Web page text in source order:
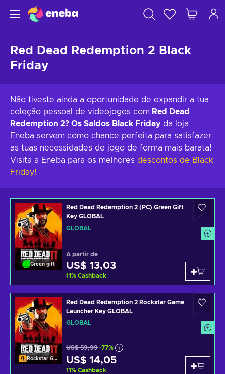
Red Dead Redemption 2 Black
Friday
Não tiveste ainda a oportunidade de expandir a tua
coleção pessoal de videojogos com Red Dead
Redemption 2? Os Saldos Black Friday da loja
Eneba servem como chance perfeita para satisfazer
as tuas necessidades de jogo de forma mais barata!
Visita a Eneba para os melhores descontos de Black
Friday!
Green gift
Red Dead Redemption 2 (PC) Green Gift
Key GLOBAL
GLOBAL
A partir de
US$ 13,03
11% Cashback
Rockstar Games Launcher
Red Dead Redemption 2 Rockstar Game
Launcher Key GLOBAL
GLOBAL
US$ 59,99 -77%
US$ 14,05
11% Cashback